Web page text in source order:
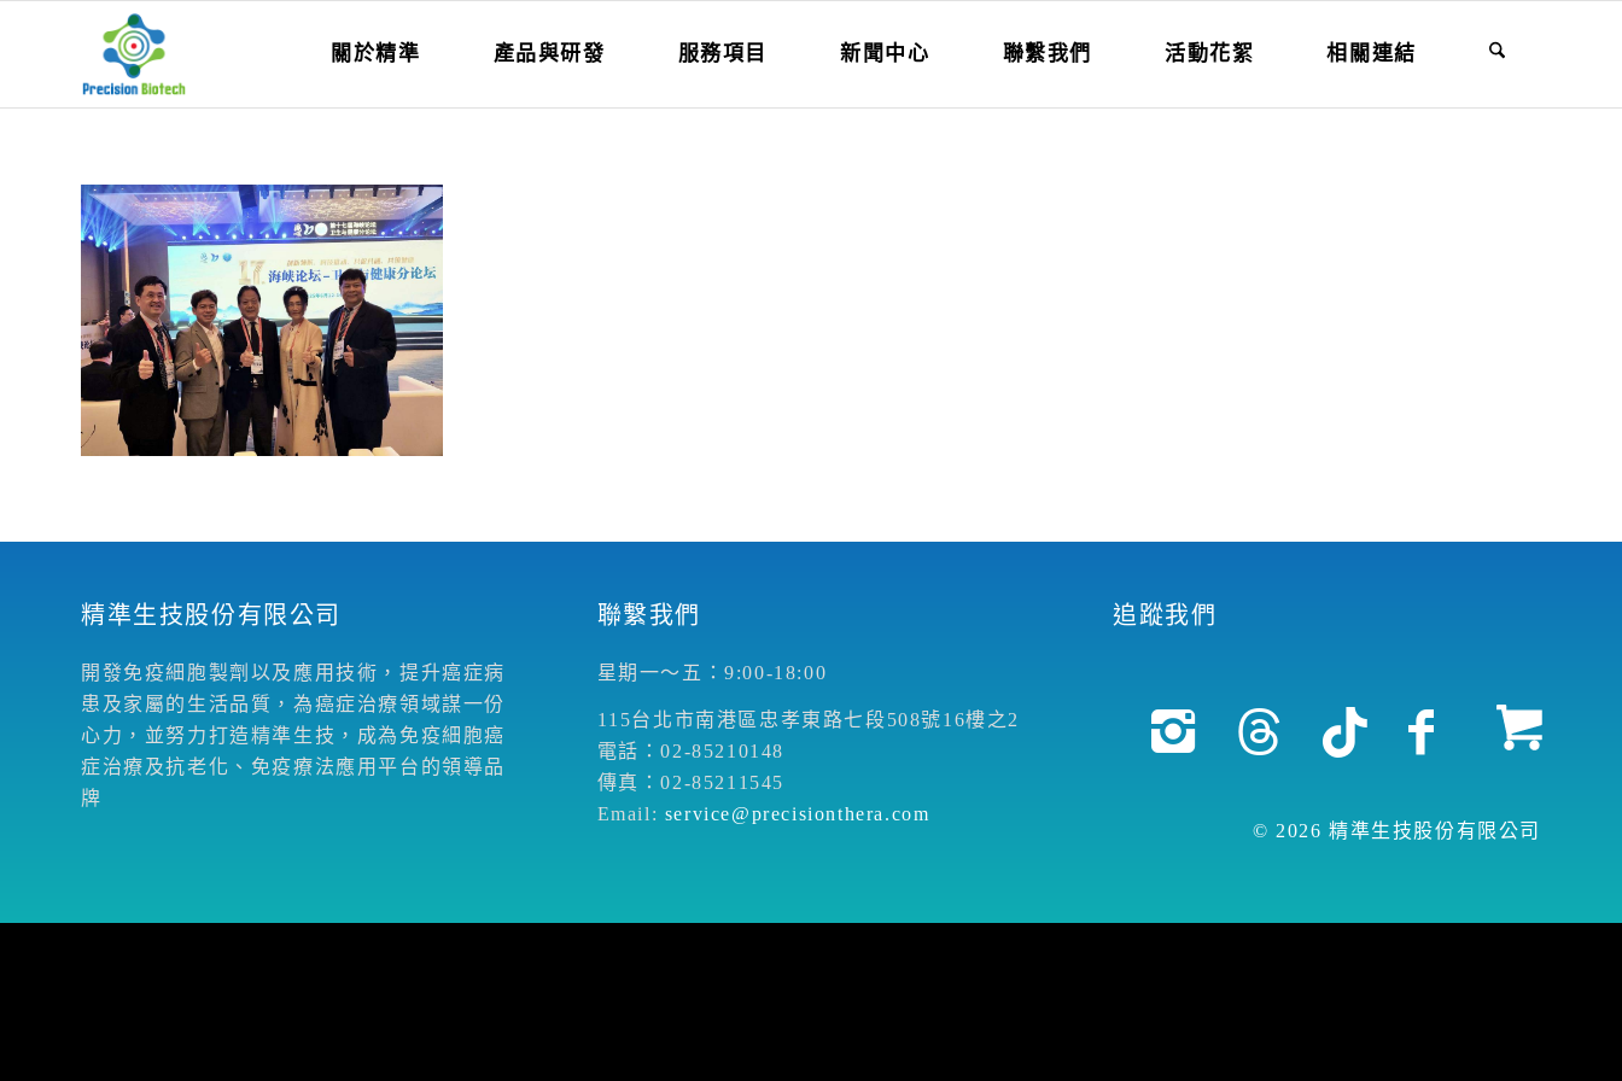
關於精準 產品與研發 服務項目 新聞中心 聯繫我們 活動花絮 相關連結
精準生技股份有限公司
開發免疫細胞製劑以及應用技術，提升癌症病
患及家屬的生活品質，為癌症治療領域謀一份
心力，並努力打造精準生技，成為免疫細胞癌
症治療及抗老化、免疫療法應用平台的領導品
牌
聯繫我們
星期一～五：9:00-18:00
115台北市南港區忠孝東路七段508號16樓之2
電話：02-85210148
傳真：02-85211545
Email: service@precisionthera.com
追蹤我們
© 2026 精準生技股份有限公司